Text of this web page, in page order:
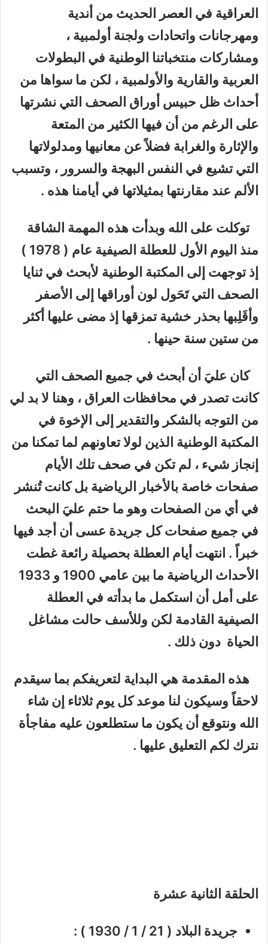
العراقية في العصر الحديث من أندية
ومهرجانات واتحادات ولجنة أولمبية ،
ومشاركات منتخباتنا الوطنية في البطولات
العربية والقارية والأولمبية ، لكن ما سواها من
أحداث ظل حبيس أوراق الصحف التي نشرتها
على الرغم من أن فيها الكثير من المتعة
والإثارة والغرابة فضلاً عن معانيها ومدلولاتها
التي تشيع في النفس البهجة والسرور ، وتسبب
الألم عند مقارنتها بمثيلاتها في أيامنا هذه .
توكلت على الله وبدأت هذه المهمة الشاقة
منذ اليوم الأول للعطلة الصيفية عام ( 1978 )
إذ توجهت إلى المكتبة الوطنية لأبحث في ثنايا
الصحف التي تَحَول لون أوراقها إلى الأصفر
وأقَلِبها بحذر خشية تمزقها إذ مضى عليها أكثر
من ستين سنة حينها .
كان عليَ أن أبحث في جميع الصحف التي
كانت تصدر في محافظات العراق ، وهنا لا بد لي
من التوجه بالشكر والتقدير إلى الإخوة في
المكتبة الوطنية الذين لولا تعاونهم لما تمكنا من
إنجاز شيء ، لم تكن في صحف تلك الأيام
صفحات خاصة بالأخبار الرياضية بل كانت تُنشر
في أي من الصفحات وهو ما حتم عليَ البحث
في جميع صفحات كل جريدة عسى أن أجد فيها
خبراً . انتهت أيام العطلة بحصيلة رائعة غطت
الأحداث الرياضية ما بين عامي 1900 و 1933
على أمل أن استكمل ما بدأته في العطلة
الصيفية القادمة لكن وللأسف حالت مشاغل
الحياة دون ذلك .
هذه المقدمة هي البداية لتعريفكم بما سيقدم
لاحقاً وسيكون لنا موعد كل يوم ثلاثاء إن شاء
الله ونتوقع أن يكون ما ستطلعون عليه مفاجأة
نترك لكم التعليق عليها .
الحلقة الثانية عشرة
جريدة البلاد ( 21 / 1 / 1930 ) :